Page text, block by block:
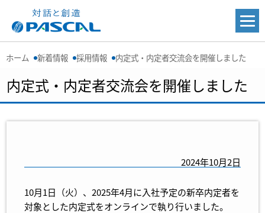
ホーム 新着情報 採用情報 内定式・内定者交流会を開催しました
内定式・内定者交流会を開催しました
2024年10月2日
10月1日（火）、2025年4月に入社予定の新卒内定者を
対象とした内定式をオンラインで執り行いました。